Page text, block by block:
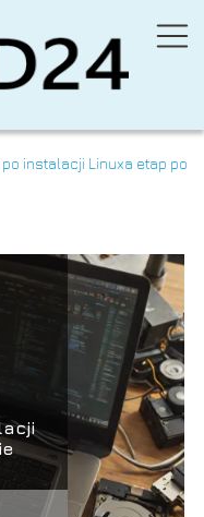
instalacji Linuxa etap po